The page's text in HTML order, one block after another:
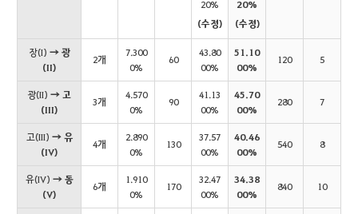
20%
(수정)
20%
(수정)
장(I) → 광
(II)
2개
7.300
0%
60
43.80
00%
51.10
00%
120 5
광(II) → 고
(III)
3개
4.570
0%
90
41.13
00%
45.70
00%
280 7
고(III) → 유
(IV)
4개
2.890
0%
130
37.57
00%
40.46
00%
540 8
유(IV) → 동
(V)
6개
1.910
0%
170
32.47
00%
34.38
00%
840 10